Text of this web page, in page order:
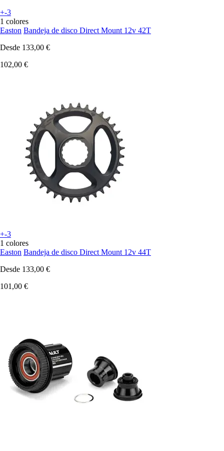
+-3
1 colores
Easton Bandeja de disco Direct Mount 12v 42T
Desde 133,00 €
102,00 €
+-3
1 colores
Easton Bandeja de disco Direct Mount 12v 44T
Desde 133,00 €
101,00 €